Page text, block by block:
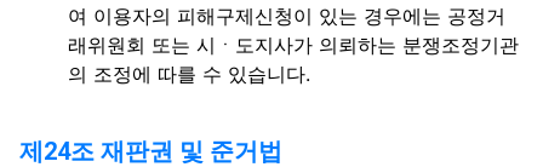
여 이용자의 피해구제신청이 있는 경우에는 공정거
래위원회 또는 시ㆍ도지사가 의뢰하는 분쟁조정기관
의 조정에 따를 수 있습니다.
제24조 재판권 및 준거법